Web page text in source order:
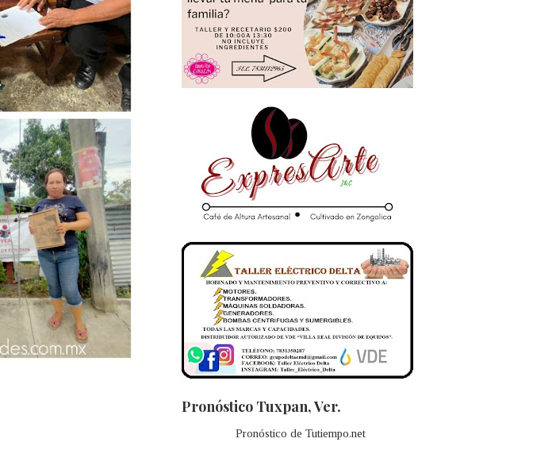
Pronóstico Tuxpan, Ver.
Pronóstico de Tutiempo.net